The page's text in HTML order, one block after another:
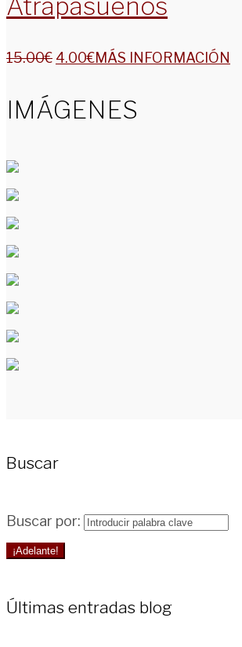
15.00€ 4.00€MÁS INFORMACIÓN
IMÁGENES
Buscar
Buscar por:
¡Adelante!
Últimas entradas blog